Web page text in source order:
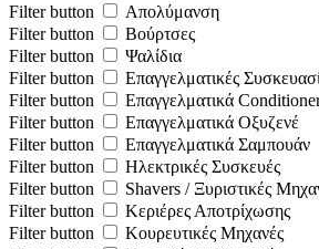
Filter button
Απολύμανση
Filter button
Βούρτσες
Filter button
Ψαλίδια
Filter button
Επαγγελματικές
Filter button
Επαγγελματικά
Filter button
Επαγγελματικά Oξυζενέ
Filter button
Επαγγελματικά Σαμπουάν
Filter button
Ηλεκτρικές Συσκευές
Filter button
Shavers / Ξυριστικές
Filter button
Κεριέρες Αποτρίχωσης
Filter button
Κουρευτικές Μηχανές